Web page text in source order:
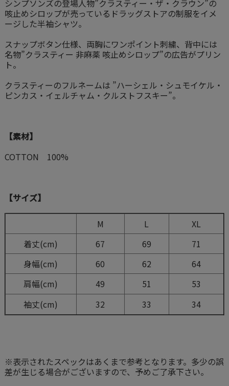
シンプソンズの登場人物”クラスティー・ザ・クラウン”の
咳止めシロップが売っているドラッグストアの制服をイメ
ージした半袖シャツ。
スナップボタン仕様、両胸にワンポイント刺繍、背中には
名物”クラスティー 非麻薬 咳止めシロップ”の広告がプリン
ト。
クラスティーのフルネームは ”ハーシェル・シュモイケル・
ピンカス・イェルチャム・クルストフスキー”。
【素材】
COTTON 100%
【サイズ】
M L
XL
着丈(cm)
67 69
71
身幅(cm)
60 62
64
肩幅(cm)
49 51
53
袖丈(cm)
32 33 34
※表示されたスペックはあくまで参考となります。多少の誤
差が生じる場合がございますので、予めご了承下さい。